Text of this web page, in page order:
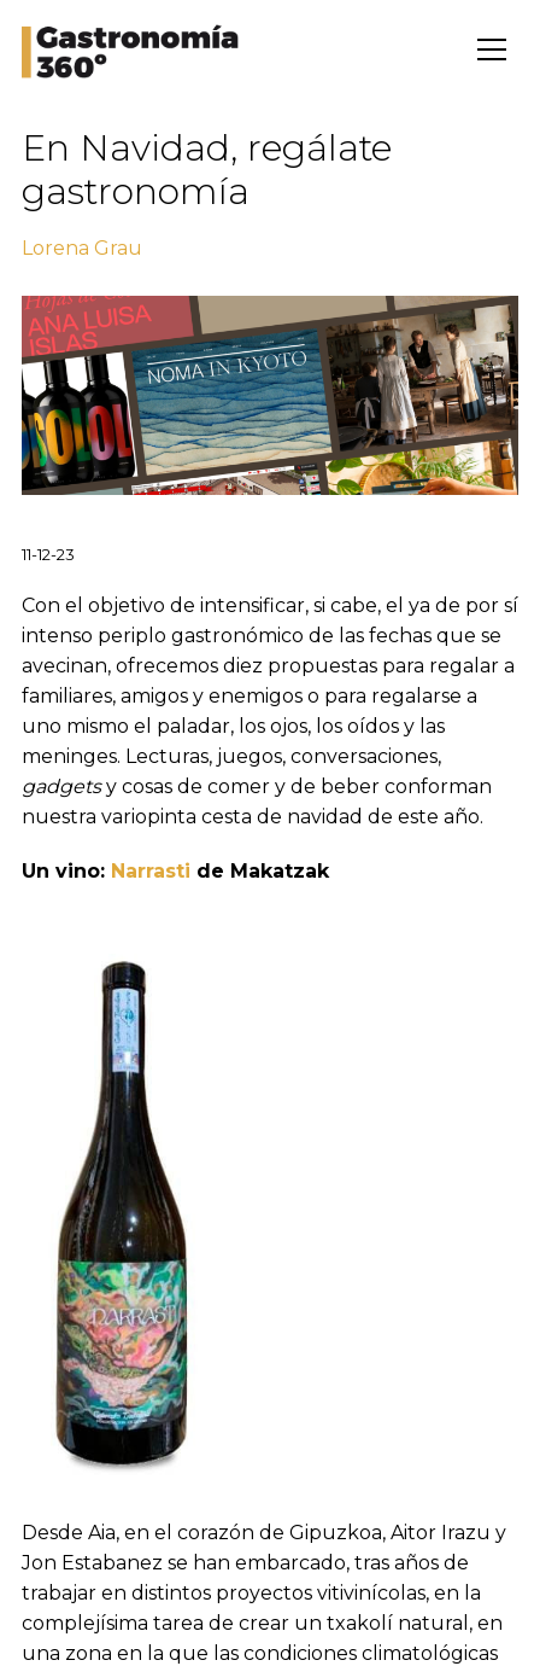
En Navidad, regálate
gastronomía
Lorena Grau
11-12-23
Con el objetivo de intensificar, si cabe, el ya de por sí
intenso periplo gastronómico de las fechas que se
avecinan, ofrecemos diez propuestas para regalar a
familiares, amigos y enemigos o para regalarse a
uno mismo el paladar, los ojos, los oídos y las
meninges. Lecturas, juegos, conversaciones,
gadgetsy cosas de comer y de beber conforman
nuestra variopinta cesta de navidad de este año.
Un vino: Narrasti de Makatzak
Desde Aia, en el corazón de Gipuzkoa, Aitor Irazu y
Jon Estabanez se han embarcado, tras años de
trabajar en distintos proyectos vitivinícolas, en la
complejísima tarea de crear un txakolí natural, en
una zona en la que las condiciones climatológicas